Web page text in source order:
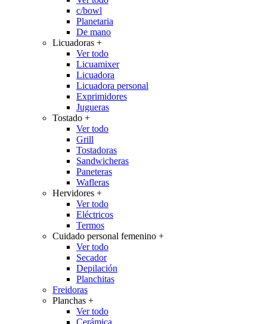
c/bowl
Planetaria
De mano
Licuadoras +
Ver todo
Licuamixer
Licuadora
Licuadora personal
Exprimidores
Jugueras
Tostado +
Ver todo
Grill
Tostadoras
Sandwicheras
Paneteras
Wafleras
Hervidores +
Ver todo
Eléctricos
Termos
Cuidado personal femenino +
Ver todo
Secador
Depilación
Planchitas
Freidoras
Planchas +
Ver todo
Cerámica